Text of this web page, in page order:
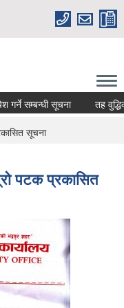
सम्बन्धी सूचना तह वुद्धिका
सूचना
पटक प्रकासित